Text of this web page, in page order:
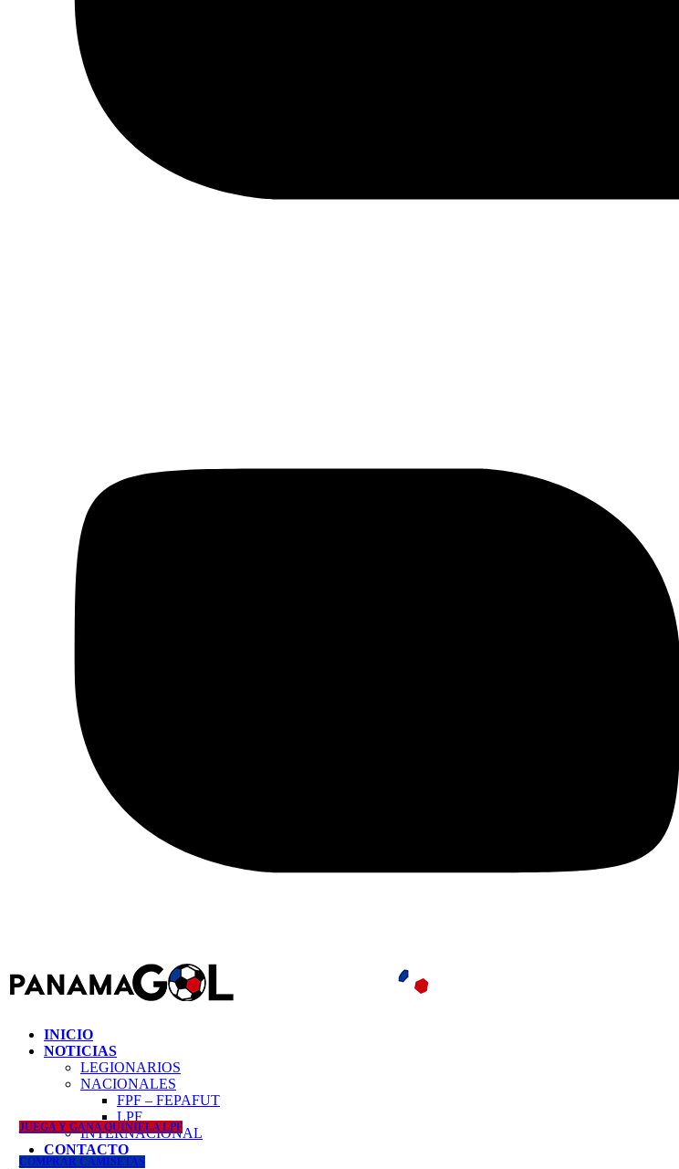
INICIO
NOTICIAS
LEGIONARIOS
NACIONALES
FPF – FEPAFUT
LPF
INTERNACIONAL
CONTACTO
JUEGA Y GANA QUINIELA LPF
COMPRAR CAMISETAS